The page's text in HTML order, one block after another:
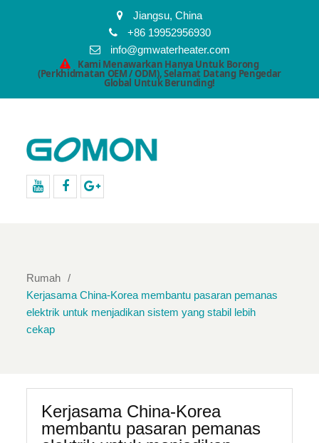
Jiangsu, China
+86 19952956930
info@gmwaterheater.com
Kami Menawarkan Hanya Untuk Borong
(Perkhidmatan OEM / ODM), Selamat Datang Pengedar
Global Untuk Berunding!
Rumah
Kerjasama China-Korea membantu pasaran pemanas
elektrik untuk menjadikan sistem yang stabil lebih
cekap
Kerjasama China-Korea
membantu pasaran pemanas